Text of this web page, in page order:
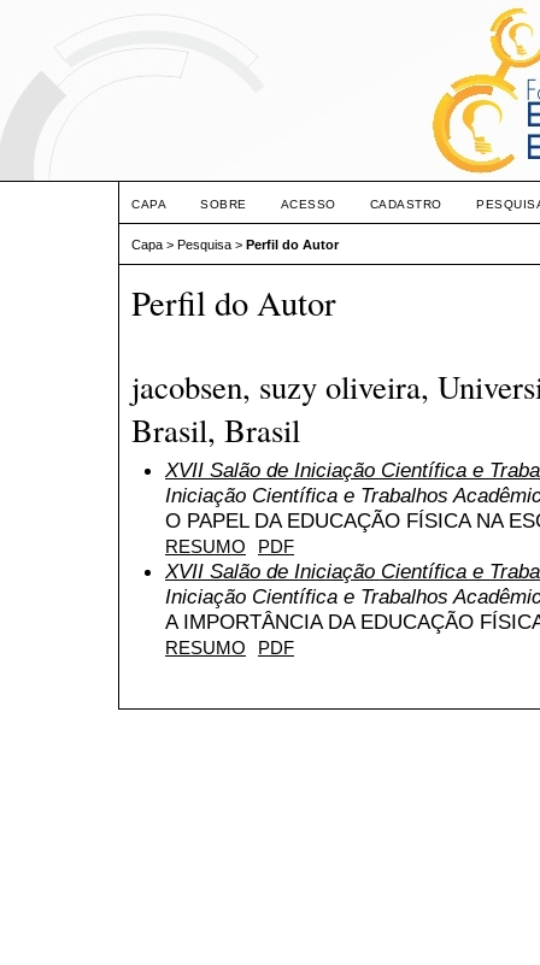
CAPA SOBRE ACESSO CADASTRO
Capa > Pesquisa > Perfil do Autor
Perfil do Autor
jacobsen, suzy oliveira,
Brasil, Brasil
XVII Salão de Iniciação Científica e
Iniciação Científica e Trabalhos
O PAPEL DA EDUCAÇÃO FÍSICA NA
RESUMO PDF
XVII Salão de Iniciação Científica e
Iniciação Científica e Trabalhos
A IMPORTÂNCIA DA EDUCAÇÃO
RESUMO PDF